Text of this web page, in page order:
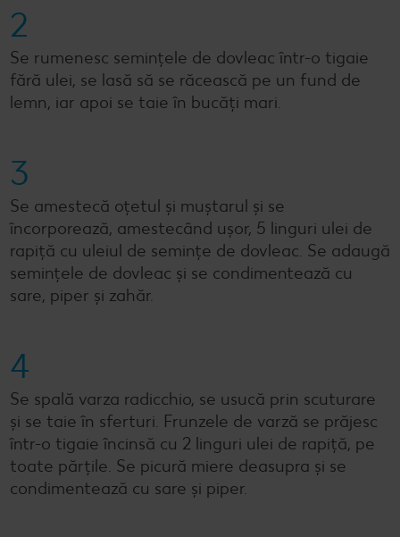
2
Se rumenesc semințele de dovleac într-o tigaie
fără ulei, se lasă să se răcească pe un fund de
lemn, iar apoi se taie în bucăți mari.
3
Se amestecă oțetul și muștarul și se
încorporează, amestecând ușor, 5 linguri ulei de
rapiță cu uleiul de semințe de dovleac. Se adaugă
semințele de dovleac și se condimentează cu
sare, piper și zahăr.
4
Se spală varza radicchio, se usucă prin scuturare
și se taie în sferturi. Frunzele de varză se prăjesc
într-o tigaie încinsă cu 2 linguri ulei de rapiță, pe
toate părțile. Se picură miere deasupra și se
condimentează cu sare și piper.